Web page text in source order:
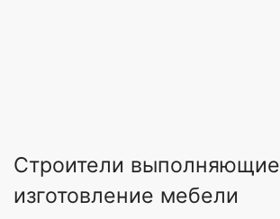
Строители выполняющие
изготовление мебели